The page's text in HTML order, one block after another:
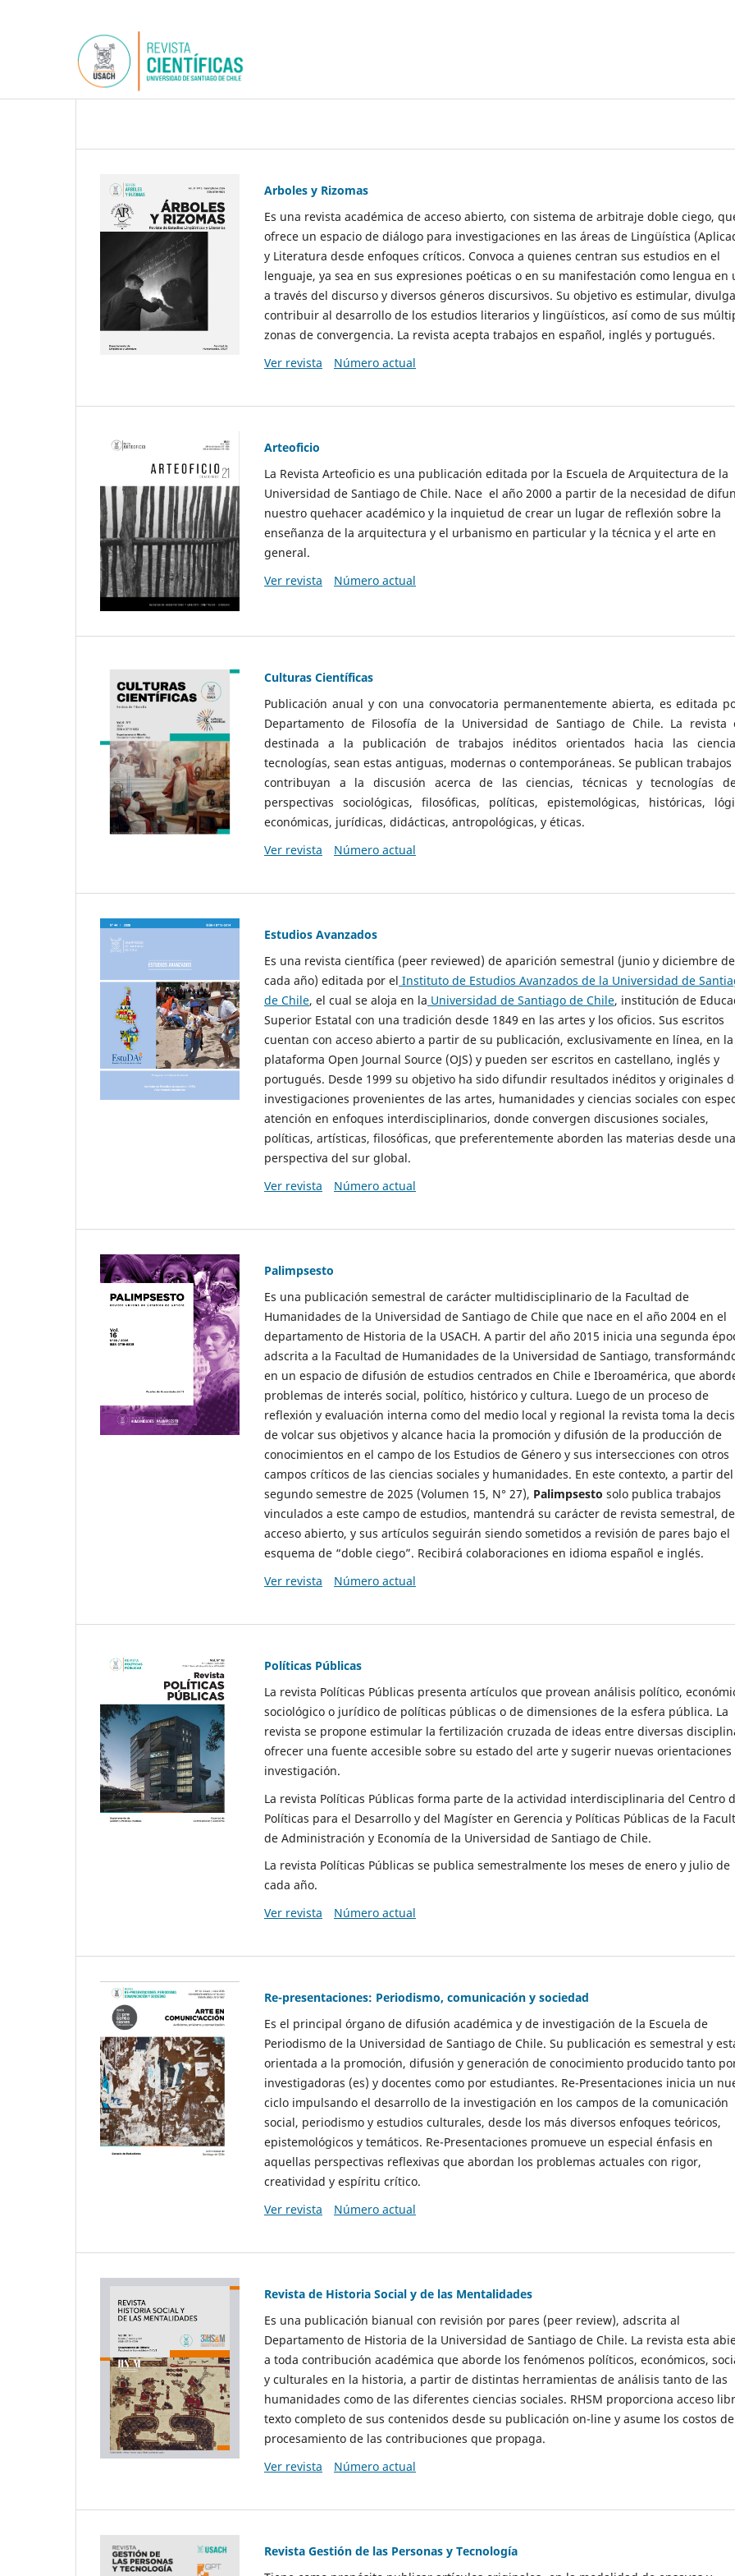
Arboles y Rizomas
Es una revista académica de acceso abierto, con sistema de arbitraje doble ciego,
ofrece un espacio de diálogo para investigaciones en las áreas de Lingüística
y Literatura desde enfoques críticos. Convoca a quienes centran sus estudios en el
lenguaje, ya sea en sus expresiones poéticas o en su manifestación como lengua en
a través del discurso y diversos géneros discursivos. Su objetivo es estimular,
contribuir al desarrollo de los estudios literarios y lingüísticos, así como de sus
zonas de convergencia. La revista acepta trabajos en español, inglés y portugués.
Ver revista
Número actual
Arteoficio
La Revista Arteoficio es una publicación editada por la Escuela de Arquitectura de la
Universidad de Santiago de Chile. Nace el año 2000 a partir de la necesidad de
nuestro quehacer académico y la inquietud de crear un lugar de reflexión sobre la
enseñanza de la arquitectura y el urbanismo en particular y la técnica y el arte en
general.
Ver revista
Número actual
Culturas Científicas
Publicación anual y con una convocatoria permanentemente abierta, es editada
Departamento de Filosofía de la Universidad de Santiago de Chile. La revista
destinada a la publicación de trabajos inéditos orientados hacia las
tecnologías, sean estas antiguas, modernas o contemporáneas. Se publican
contribuyan a la discusión acerca de las ciencias, técnicas y tecnologías
perspectivas sociológicas, filosóficas, políticas, epistemológicas, históricas,
económicas, jurídicas, didácticas, antropológicas, y éticas.
Ver revista
Número actual
Estudios Avanzados
Es una revista científica (peer reviewed) de aparición semestral (junio y diciembre de
cada año) editada por el Instituto de Estudios Avanzados de la Universidad de
de Chile, el cual se aloja en la Universidad de Santiago de Chile, institución de
Superior Estatal con una tradición desde 1849 en las artes y los oficios. Sus escritos
cuentan con acceso abierto a partir de su publicación, exclusivamente en línea, en la
plataforma Open Journal Source (OJS) y pueden ser escritos en castellano, inglés y
portugués. Desde 1999 su objetivo ha sido difundir resultados inéditos y originales
investigaciones provenientes de las artes, humanidades y ciencias sociales con
atención en enfoques interdisciplinarios, donde convergen discusiones sociales,
políticas, artísticas, filosóficas, que preferentemente aborden las materias desde una
perspectiva del sur global.
Ver revista
Número actual
Palimpsesto
Es una publicación semestral de carácter multidisciplinario de la Facultad de
Humanidades de la Universidad de Santiago de Chile que nace en el año 2004 en el
departamento de Historia de la USACH. A partir del año 2015 inicia una segunda
adscrita a la Facultad de Humanidades de la Universidad de Santiago,
en un espacio de difusión de estudios centrados en Chile e Iberoamérica, que
problemas de interés social, político, histórico y cultura. Luego de un proceso de
reflexión y evaluación interna como del medio local y regional la revista toma la
de volcar sus objetivos y alcance hacia la promoción y difusión de la producción de
conocimientos en el campo de los Estudios de Género y sus intersecciones con otros
campos críticos de las ciencias sociales y humanidades. En este contexto, a partir del
segundo semestre de 2025 (Volumen 15, N° 27), Palimpsesto solo publica trabajos
vinculados a este campo de estudios, mantendrá su carácter de revista semestral, de
acceso abierto, y sus artículos seguirán siendo sometidos a revisión de pares bajo el
esquema de “doble ciego”. Recibirá colaboraciones en idioma español e inglés.
Ver revista
Número actual
Políticas Públicas
La revista Políticas Públicas presenta artículos que provean análisis político,
sociológico o jurídico de políticas públicas o de dimensiones de la esfera pública. La
revista se propone estimular la fertilización cruzada de ideas entre diversas
ofrecer una fuente accesible sobre su estado del arte y sugerir nuevas orientaciones
investigación.
La revista Políticas Públicas forma parte de la actividad interdisciplinaria del Centro
Políticas para el Desarrollo y del Magíster en Gerencia y Políticas Públicas de la
de Administración y Economía de la Universidad de Santiago de Chile.
La revista Políticas Públicas se publica semestralmente los meses de enero y julio de
cada año.
Ver revista
Número actual
Re-presentaciones: Periodismo, comunicación y sociedad
Es el principal órgano de difusión académica y de investigación de la Escuela de
Periodismo de la Universidad de Santiago de Chile. Su publicación es semestral y
orientada a la promoción, difusión y generación de conocimiento producido tanto
investigadoras (es) y docentes como por estudiantes. Re-Presentaciones inicia un
ciclo impulsando el desarrollo de la investigación en los campos de la comunicación
social, periodismo y estudios culturales, desde los más diversos enfoques teóricos,
epistemológicos y temáticos. Re-Presentaciones promueve un especial énfasis en
aquellas perspectivas reflexivas que abordan los problemas actuales con rigor,
creatividad y espíritu crítico.
Ver revista
Número actual
Revista de Historia Social y de las Mentalidades
Es una publicación bianual con revisión por pares (peer review), adscrita al
Departamento de Historia de la Universidad de Santiago de Chile. La revista esta
a toda contribución académica que aborde los fenómenos políticos, económicos,
y culturales en la historia, a partir de distintas herramientas de análisis tanto de las
humanidades como de las diferentes ciencias sociales. RHSM proporciona acceso
texto completo de sus contenidos desde su publicación on-line y asume los costos de
procesamiento de las contribuciones que propaga.
Ver revista
Número actual
Revista Gestión de las Personas y Tecnología